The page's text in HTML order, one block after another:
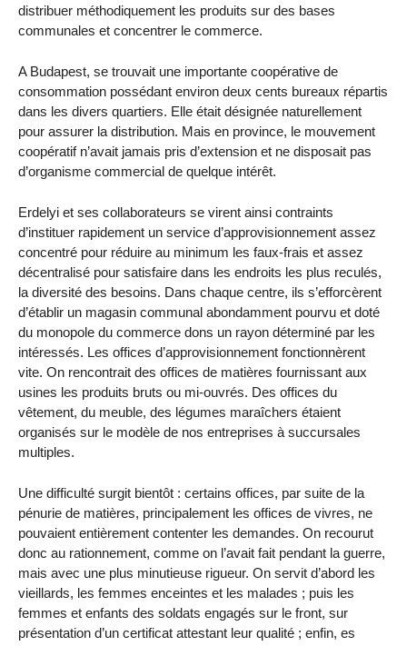
distribuer méthodiquement les produits sur des bases
communales et concentrer le commerce.
A Budapest, se trouvait une importante coopérative de
consommation possédant environ deux cents bureaux répartis
dans les divers quartiers. Elle était désignée naturellement
pour assurer la distribution. Mais en province, le mouvement
coopératif n’avait jamais pris d’extension et ne disposait pas
d’organisme commercial de quelque intérêt.
Erdelyi et ses collaborateurs se virent ainsi contraints
d’instituer rapidement un service d’approvisionnement assez
concentré pour réduire au minimum les faux-frais et assez
décentralisé pour satisfaire dans les endroits les plus reculés,
la diversité des besoins. Dans chaque centre, ils s’efforcèrent
d’établir un magasin communal abondamment pourvu et doté
du monopole du commerce dons un rayon déterminé par les
intéressés. Les offices d’approvisionnement fonctionnèrent
vite. On rencontrait des offices de matières fournissant aux
usines les produits bruts ou mi-ouvrés. Des offices du
vêtement, du meuble, des légumes maraîchers étaient
organisés sur le modèle de nos entreprises à succursales
multiples.
Une difficulté surgit bientôt : certains offices, par suite de la
pénurie de matières, principalement les offices de vivres, ne
pouvaient entièrement contenter les demandes. On recourut
donc au rationnement, comme on l’avait fait pendant la guerre,
mais avec une plus minutieuse rigueur. On servit d’abord les
vieillards, les femmes enceintes et les malades ; puis les
femmes et enfants des soldats engagés sur le front, sur
présentation d’un certificat attestant leur qualité ; enfin, es